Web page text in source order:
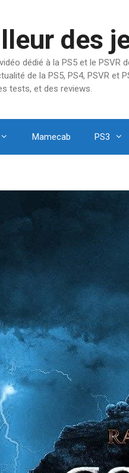
des
dédié à la PS5 et le
de la PS5, PS4, PSVR et
tests, et des reviews.
Mamecab PS3